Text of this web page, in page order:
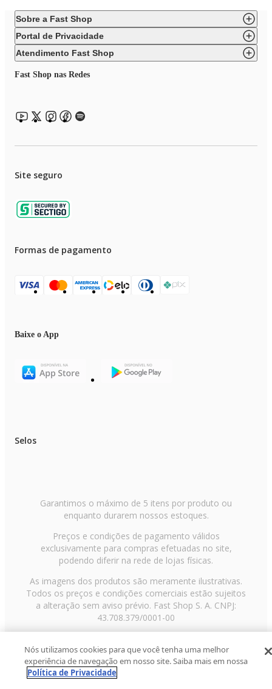
foi escolhido porque seus produtos ajudam a alcançar mais regiões na
®
Sobre a Fast Shop
Portal de Privacidade
Atendimento Fast Shop
Fast Shop nas Redes
Site seguro
Formas de pagamento
Baixe o App
Selos
Garantimos o máximo de 5 itens por produto ou
enquanto durarem nossos estoques.
Preços e condições de pagamento válidos
exclusivamente para compras efetuadas no site,
podendo diferir na rede de lojas físicas.
As imagens dos produtos são meramente ilustrativas.
Todos os preços e condições comerciais estão sujeitos
a alteração sem aviso prévio. Fast Shop S. A. CNPJ:
43.708.379/0001-00
Paulo/SP, CEP 02029-001, Telefone: 11 3003-3728 ©
2013 Fast Shop - Todos os direitos reservadosRF
Nós utilizamos cookies para que você tenha uma melhor
experiência de navegação em nosso site. Saiba mais em nossa
Política de Privacidade